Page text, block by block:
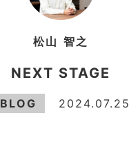
松山 智之
NEXT STAGE
BLOG 2024.07.25